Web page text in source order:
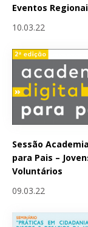
Eventos
10.03.22
Sessão
para Pais –
Voluntários
09.03.22